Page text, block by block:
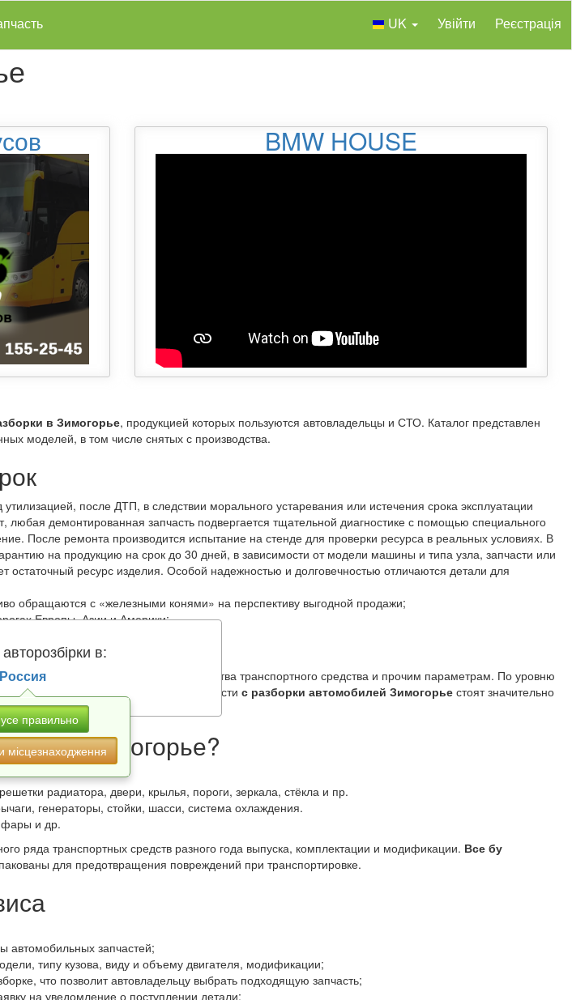
UK Увійти Реєстрація
в:
Россия
правильно
місцезнаходження
BMW HOUSE
в Зимогорье, продукцией которых пользуются автовладельцы и СТО. Каталог представлен
моделей, в том числе снятых с производства.
после ДТП, в следствии морального устаревания или истечения срока эксплуатации
демонтированная запчасть подвергается тщательной диагностике с помощью специального
После ремонта производится испытание на стенде для проверки ресурса в реальных условиях. В
на продукцию на срок до 30 дней, в зависимости от модели машины и типа узла, запчасти или
остаточный ресурс изделия. Особой надежностью и долговечностью отличаются детали для
обращаются с «железными конями» на перспективу выгодной продажи;
Европы, Азии и Америки;
году выпуска, стране производства транспортного средства и прочим параметрам. По уровню
нас автомагазинам. При этом запчасти с разборки автомобилей Зимогорье стоят значительно
в Зимогорье?
радиатора, двери, крылья, пороги, зеркала, стёкла и пр.
генераторы, стойки, шасси, система охлаждения.
фары и др.
ряда транспортных средств разного года выпуска, комплектации и модификации. Все бу
для предотвращения повреждений при транспортировке.
автомобильных запчастей;
типу кузова, виду и объему двигателя, модификации;
что позволит автовладельцу выбрать подходящую запчасть;
на уведомление о поступлении детали;